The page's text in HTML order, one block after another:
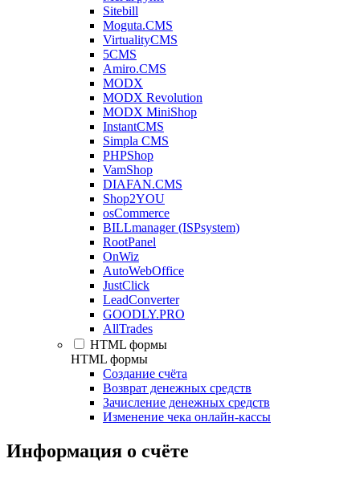
Sitebill
Moguta.CMS
VirtualityCMS
5CMS
Amiro.CMS
MODX
MODX Revolution
MODX MiniShop
InstantCMS
Simpla CMS
PHPShop
VamShop
DIAFAN.CMS
Shop2YOU
osCommerce
BILLmanager (ISPsystem)
RootPanel
OnWiz
AutoWebOffice
JustClick
LeadConverter
GOODLY.PRO
AllTrades
HTML формы
HTML формы
Создание счёта
Возврат денежных средств
Зачисление денежных средств
Изменение чека онлайн-кассы
Информация о счёте